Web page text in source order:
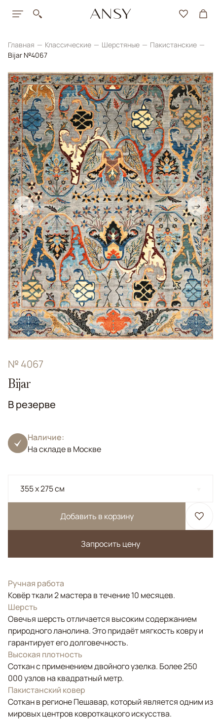
Главная Классические Шерстяные
Пакистанские
Bijar №4067
← →
№ 4067
Bijar
В резерве
Наличие:
На складе в Москве
355 x 275 см
Добавить в корзину
Запросить цену
Ручная работа
Ковёр ткали 2 мастера в течение 10 месяцев.
Шерсть
Овечья шерсть отличается высоким содержанием
природного ланолина. Это придаёт мягкость ковру и
гарантирует его долговечность.
Высокая плотность
Соткан с применением двойного узелка. Более 250
000 узлов на квадратный метр.
Пакистанский ковер
Соткан в регионе Пешавар, который является одним из
мировых центров ковроткацкого искусства.